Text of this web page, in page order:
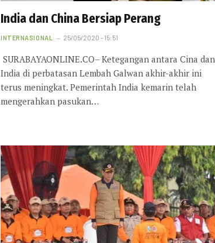
India dan China Bersiap Perang
INTERNASIONAL 25/05/2020 - 15:51
SURABAYAONLINE.CO– Ketegangan antara Cina dan
India di perbatasan Lembah Galwan akhir-akhir ini
terus meningkat. Pemerintah India kemarin telah
mengerahkan pasukan…